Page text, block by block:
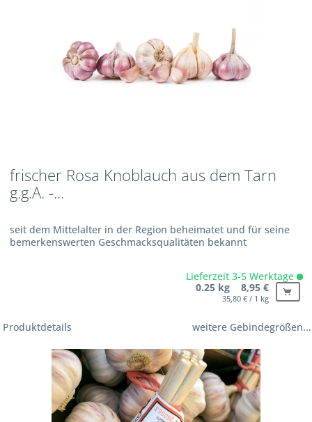
frischer Rosa Knoblauch aus dem Tarn
g.g.A. -...
seit dem Mittelalter in der Region beheimatet und für seine
bemerkenswerten Geschmacksqualitäten bekannt
Lieferzeit 3-5 Werktage
0.25 kg 8,95 €
35,80 € / 1 kg
Produktdetails weitere Gebindegrößen...